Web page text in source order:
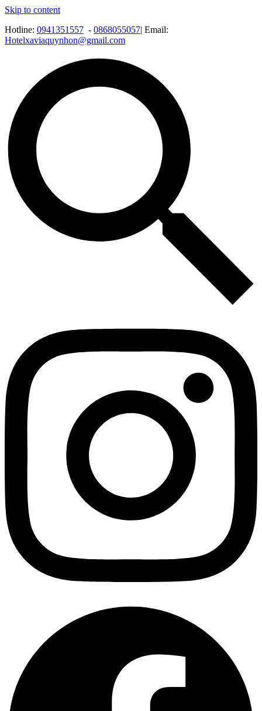
Skip to content
Hotline: 0941351557 - 0868055057| Email:
Hotelxaviaquynhon@gmail.com